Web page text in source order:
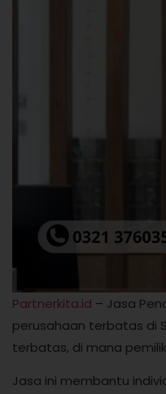
Partnerkita.id – Jasa
perusahaan terbatas di
terbatas, di mana
Jasa ini membantu